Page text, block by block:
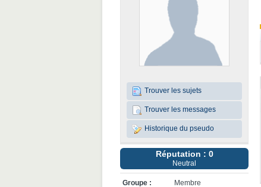
Trouver les sujets
Trouver les messages
Historique du pseudo
Réputation : 0
Neutral
Groupe :
Membre